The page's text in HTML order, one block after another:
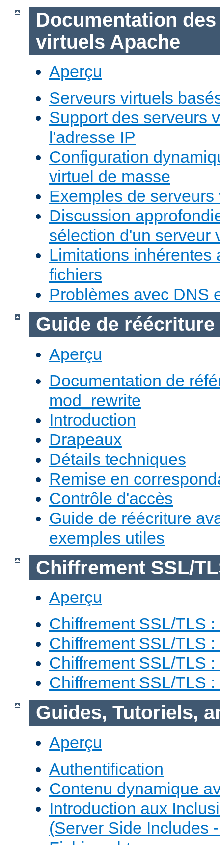
Documentation
virtuels Apache
Aperçu
Serveurs virtuels
Support des serveurs
l'adresse IP
Configuration
virtuel de masse
Exemples de serveurs
Discussion
sélection d'un serveur
Limitations inhérentes
fichiers
Problèmes avec DNS
Guide de réécriture
Aperçu
Documentation de
mod_rewrite
Introduction
Drapeaux
Détails techniques
Remise en
Contrôle d'accès
Guide de réécriture
exemples utiles
Chiffrement SSL/
Aperçu
Chiffrement SSL/TLS
Chiffrement SSL/TLS
Chiffrement SSL/TLS
Chiffrement SSL/TLS :
Guides, Tutoriels,
Aperçu
Authentification
Contenu dynamique
Introduction aux
(Server Side Includes